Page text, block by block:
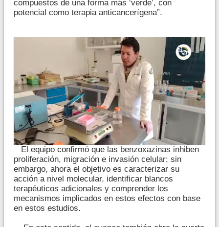
compuestos de una forma más ‘verde’, con
potencial como terapia anticancerígena”.
El equipo confirmó que las benzoxazinas inhiben
proliferación, migración e invasión celular; sin
embargo, ahora el objetivo es caracterizar su
acción a nivel molecular, identificar blancos
terapéuticos adicionales y comprender los
mecanismos implicados en estos efectos con base
en estos estudios.